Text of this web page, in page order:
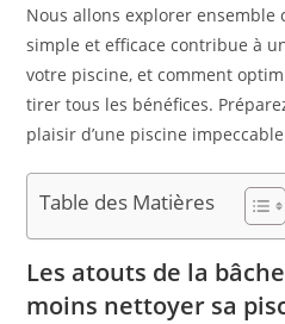
Nous allons explorer ensemble
simple et efficace contribue à
votre piscine, et comment
tirer tous les bénéfices.
plaisir d’une piscine
Table des Matières
Les atouts de la
moins nettoyer sa